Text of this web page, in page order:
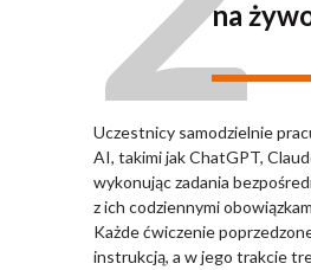
na
Uczestnicy samodzielnie
AI, takimi jak ChatGPT,
wykonując zadania
z ich codziennymi
Każde ćwiczenie
instrukcją, a w jego trakcie